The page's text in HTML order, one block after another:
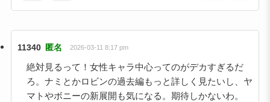
11340 匿名 2026-03-11 8:17 pm
絶対見るって！女性キャラ中心ってのがデカすぎるだ
ろ。ナミとかロビンの過去編もっと詳しく見たいし、ヤ
マトやボニーの新展開も気になる。期待しかないわ。